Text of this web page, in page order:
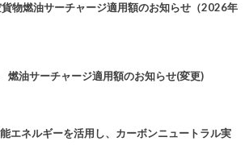
物燃油サーチャージ適用額のお知らせ（2026年
油サーチャージ適用額のお知らせ(変更)
エネルギーを活用し、カーボンニュートラル実